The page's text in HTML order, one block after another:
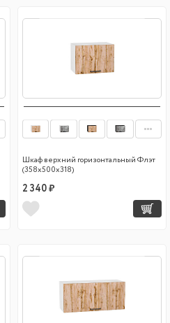
Шкаф верхний горизонтальный Флэт
(358х500х318)
2 340 ₽